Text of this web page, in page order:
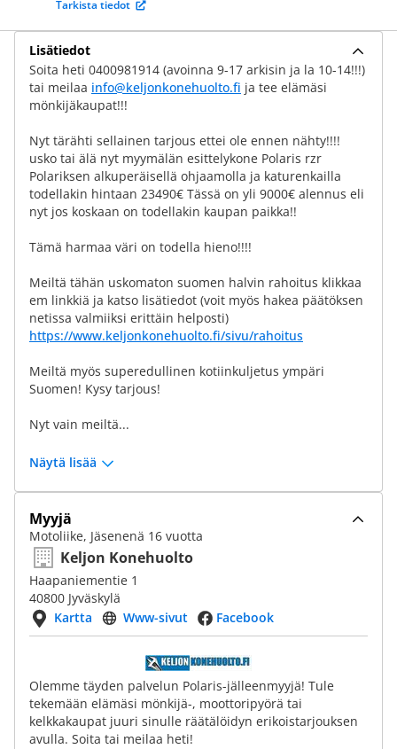
Tarkista tiedot
Lisätiedot
Soita heti 0400981914 (avoinna 9-17 arkisin ja la 10-14!!!)
tai meilaa info@keljonkonehuolto.fi ja tee elämäsi
mönkijäkaupat!!!
Nyt tärähti sellainen tarjous ettei ole ennen nähty!!!!
usko tai älä nyt myymälän esittelykone Polaris rzr
Polariksen alkuperäisellä ohjaamolla ja katurenkailla
todellakin hintaan 23490€ Tässä on yli 9000€ alennus eli
nyt jos koskaan on todellakin kaupan paikka!!
Tämä harmaa väri on todella hieno!!!!
Meiltä tähän uskomaton suomen halvin rahoitus klikkaa
em linkkiä ja katso lisätiedot (voit myös hakea päätöksen
netissa valmiiksi erittäin helposti)
https://www.keljonkonehuolto.fi/sivu/rahoitus
Meiltä myös superedullinen kotiinkuljetus ympäri
Suomen! Kysy tarjous!
Nyt vain meiltä...
Näytä lisää
Myyjä
Motoliike, Jäsenenä 16 vuotta
Keljon Konehuolto
Haapaniementie 1
40800 Jyväskylä
Kartta
Www-sivut Facebook
Olemme täyden palvelun Polaris-jälleenmyyjä! Tule
tekemään elämäsi mönkijä-, moottoripyörä tai
kelkkakaupat juuri sinulle räätälöidyn erikoistarjouksen
avulla. Soita tai meilaa heti!